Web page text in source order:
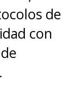
de
con